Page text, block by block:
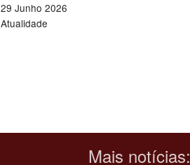
29 Junho 2026
Atualidade
Mais notícias: